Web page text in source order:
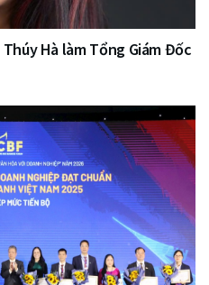
Hà làm Tổng Giám Đốc